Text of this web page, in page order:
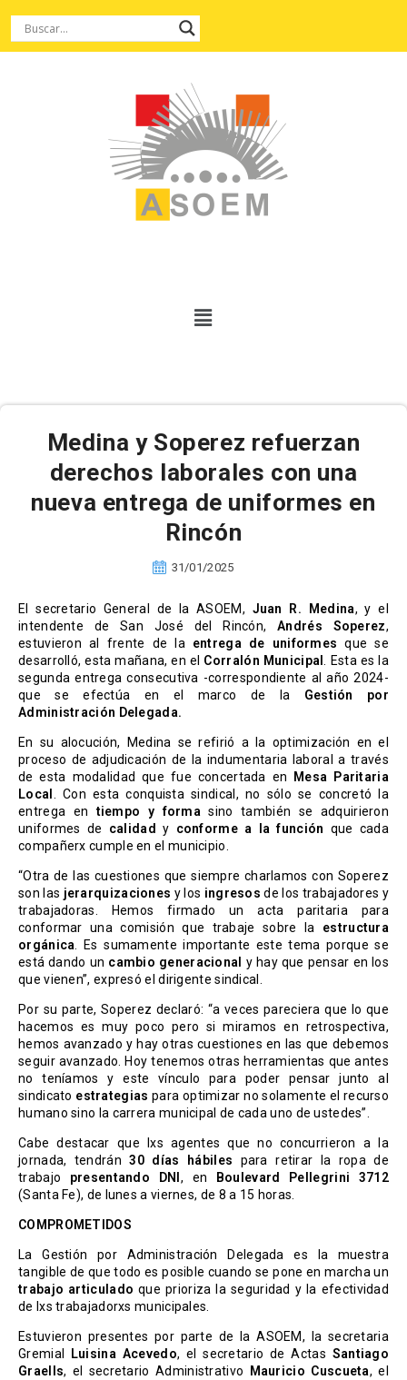
Medina y Soperez refuerzan
derechos laborales con una
nueva entrega de uniformes en
Rincón
31/01/2025
El secretario General de la ASOEM, Juan R. Medina, y el
intendente de San José del Rincón,Andrés Soperez,
estuvieron al frente de la entrega de uniformes que se
desarrolló, esta mañana, en el Corralón Municipal. Esta es la
segunda entrega consecutiva -correspondiente al año 2024-
que se efectúa en el marco de la Gestión por
Administración Delegada.
En su alocución, Medina se refirió a la optimización en el
proceso de adjudicación de la indumentaria laboral a través
de esta modalidad que fue concertada en
Mesa Paritaria
Local . Con esta conquista sindical, no sólo se concretó la
entrega entiempo y forma sino también se adquirieron
uniformes de calidad y conforme a la función que cada
compañerx cumple en el municipio.
“Otra de las cuestiones que siempre charlamos con Soperez
son las jerarquizaciones y los ingresos de los trabajadores y
trabajadoras. Hemos firmado un acta paritaria para
conformar una comisión que trabaje sobre la estructura
orgánica. Es sumamente importante este tema porque se
está dando un cambio generacional y hay que pensar en los
que vienen”, expresó el dirigente sindical.
Por su parte, Soperez declaró: “a veces pareciera que lo que
hacemos es muy poco pero si miramos en retrospectiva,
hemos avanzado y hay otras cuestiones en las que debemos
seguir avanzado. Hoy tenemos otras herramientas que antes
no teníamos y este vínculo para poder pensar junto al
sindicato estrategias para optimizar no solamente el recurso
humano sino la carrera municipal de cada uno de ustedes”.
Cabe destacar que lxs agentes que no concurrieron a la
jornada, tendrán30 días hábiles para retirar la ropa de
trabajo presentando DNI , en
Boulevard Pellegrini 3712
(Santa Fe), de lunes a viernes, de 8 a 15 horas.
COMPROMETIDOS
La Gestión por Administración Delegada es la muestra
tangible de que todo es posible cuando se pone en marcha un
trabajo articulado que prioriza la seguridad y la efectividad
de lxs trabajadorxs municipales.
Estuvieron presentes por parte de la ASOEM, la secretaria
Gremial
Luisina Acevedo, el secretario de Actas Santiago
Graells, el secretario Administrativo Mauricio Cuscueta, el